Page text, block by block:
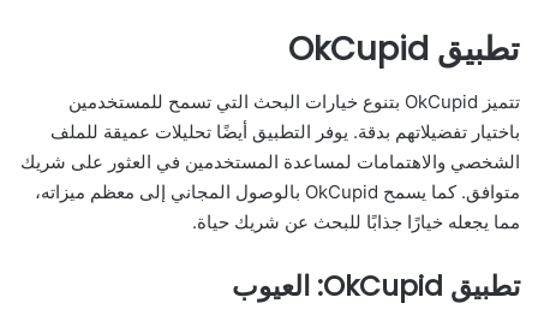
تطبيق OkCupid
تتميز OkCupid بتنوع خيارات البحث التي تسمح للمستخدمين
باختيار تفضيلاتهم بدقة. يوفر التطبيق أيضًا تحليلات عميقة للملف
الشخصي والاهتمامات لمساعدة المستخدمين في العثور على شريك
متوافق. كما يسمح OkCupid بالوصول المجاني إلى معظم ميزاته،
مما يجعله خيارًا جذابًا للبحث عن شريك حياة.
تطبيق OkCupid: العيوب